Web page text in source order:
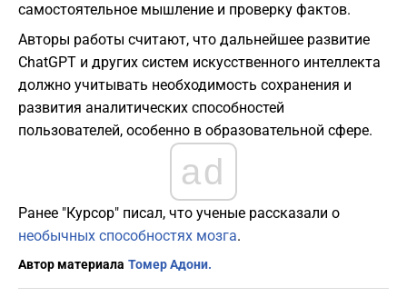
самостоятельное мышление и проверку фактов.
Авторы работы считают, что дальнейшее развитие
ChatGPT и других систем искусственного интеллекта
должно учитывать необходимость сохранения и
развития аналитических способностей
пользователей, особенно в образовательной сфере.
ad
Ранее "Курсор" писал, что ученые рассказали о
необычных способностях мозга.
Автор материала Томер Адони.